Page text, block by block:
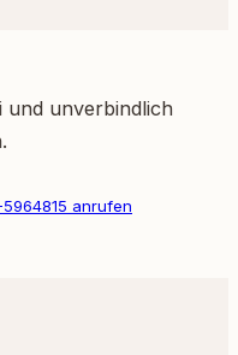
und unverbindlich
anrufen